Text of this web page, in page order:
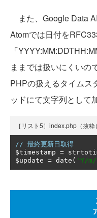
また、Google Data
Atomでは日付を
「
ままでは扱いにくいの
PHPの扱えるタイムス
ッドにて文字列として
［リスト5］index.php（抜粋）
// 最終更新日取得
$timestamp =
$update = date ( 'Y/